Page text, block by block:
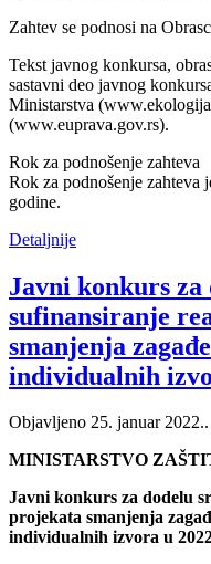
Zahtev se podnosi na
Tekst javnog konkursa,
sastavni deo javnog
Ministarstva
(www.euprava.gov.rs).
Rok za podnošenje zahteva
Rok za podnošenje zahteva
godine.
Detaljnije
Javni konkurs za
sufinansiranje
smanjenja
individualnih
Objavljeno 25. januar 2022.
MINISTARSTVO
Javni konkurs za dodelu
projekata smanjenja
individualnih izvora u